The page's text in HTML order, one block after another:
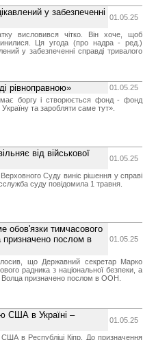
у забезпеченні 01.05.25
висловився чітко. Він хоче, щоб
Ця угода (про надра - ред.)
у забезпеченні справді тривалого
рівноправною»
01.05.25
боргу і створюється фонд - фонд
та заробляти саме тут».
від військової
01.05.25
Суду виніс рішення у справі
суду повідомила 1 травня.
обов'язки тимчасового
призначено послом в
01.05.25
що Державний секретар Марко
радника з національної безпеки, а
Волца призначено послом в ООН.
США в Україні –
01.05.25
в Республіці Кіпр. До призначення